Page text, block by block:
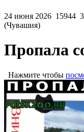
24 июня 2026 15944
(Чувашия)
Пропала
Нажмите чтобы